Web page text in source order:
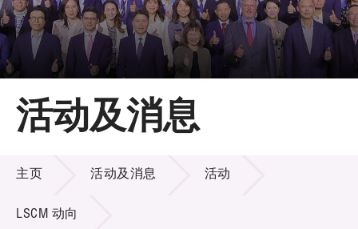
主页
关于LSCM
技术商品化
项目及资助计划
活动及消息
活动及消息
主页 活动及消息 活动
LSCM 动向